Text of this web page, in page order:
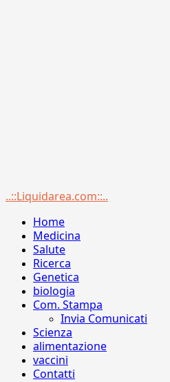
Menu
..::Liquidarea.com::..
Home
Medicina
Salute
Ricerca
Genetica
biologia
Com. Stampa
Invia Comunicati
Scienza
alimentazione
vaccini
Contatti